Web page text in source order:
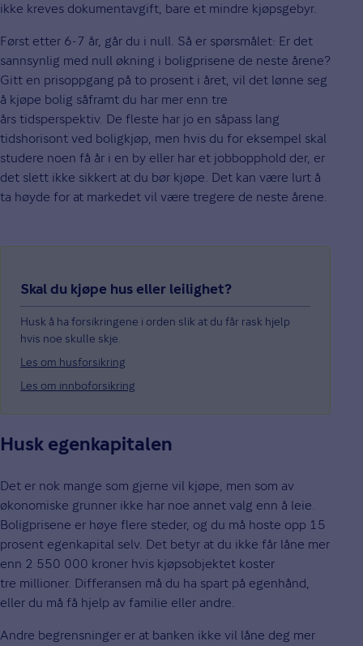
ikke kreves dokumentavgift, bare et mindre kjøpsgebyr.
Først etter 6-7 år, går du i null. Så er spørsmålet: Er det
sannsynlig med null økning i boligprisene de neste årene?
Gitt en prisoppgang på to prosent i året, vil det lønne seg
å kjøpe bolig såframt du har mer enn tre
års tidsperspektiv. De fleste har jo en såpass lang
tidshorisont ved boligkjøp, men hvis du for eksempel skal
studere noen få år i en by eller har et jobbopphold der, er
det slett ikke sikkert at du bør kjøpe. Det kan være lurt å
ta høyde for at markedet vil være tregere de neste årene.
Skal du kjøpe hus eller leilighet?
Husk å ha forsikringene i orden slik at du får rask hjelp
hvis noe skulle skje.
Les om husforsikring
Les om innboforsikring
Husk egenkapitalen
Det er nok mange som gjerne vil kjøpe, men som av
økonomiske grunner ikke har noe annet valg enn å leie.
Boligprisene er høye flere steder, og du må hoste opp 15
prosent egenkapital selv. Det betyr at du ikke får låne mer
enn 2 550 000 kroner hvis kjøpsobjektet koster
tre millioner. Differansen må du ha spart på egenhånd,
eller du må få hjelp av familie eller andre.
Andre begrensninger er at banken ikke vil låne deg mer